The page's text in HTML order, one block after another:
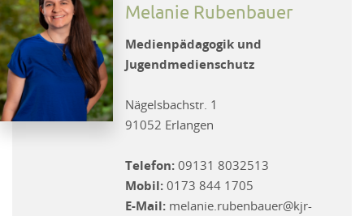
Melanie Rubenbauer
Medienpädagogik und
Jugendmedienschutz
Nägelsbachstr. 1
91052 Erlangen
Telefon: 09131 8032513
Mobil: 0173 844 1705
E-Mail: melanie.rubenbauer@kjr-